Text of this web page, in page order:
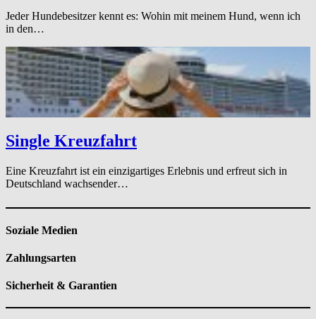
Jeder Hundebesitzer kennt es: Wohin mit meinem Hund, wenn ich
in den…
Single Kreuzfahrt
Eine Kreuzfahrt ist ein einzigartiges Erlebnis und erfreut sich in
Deutschland wachsender…
Soziale Medien
Zahlungsarten
Sicherheit & Garantien